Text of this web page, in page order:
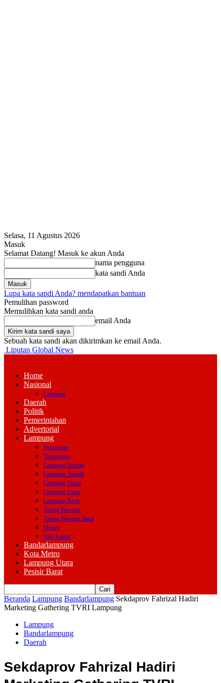
Selasa, 11 Agustus 2026
Masuk
Selamat Datang! Masuk ke akun Anda
nama pengguna
kata sandi Anda
Lupa kata sandi Anda? mendapatkan bantuan
Pemulihan password
Memulihkan kata sandi anda
email Anda
Sebuah kata sandi akan dikirimkan ke email Anda.
Liputan Global News
Home
Nasional
Lampung
Daerah
Politik
Pemerintahan
Advertorial
Lampung
Pesawaran
Tanggamus
Lampung Selatan
Lampung Tengah
Lampung Timur
Lampung Utara
Lampung Barat
Tulang Bawang
Tulang Bawang Barat
Mesuji
Way Kanan
Bandarlampung
Kota Metro
Lampung Utara
Pesisir Barat
Beranda Lampung Bandarlampung Sekdaprov Fahrizal Hadiri
Marketing Gathering TVRI Lampung
Lampung
Bandarlampung
Daerah
Sekdaprov Fahrizal Hadiri